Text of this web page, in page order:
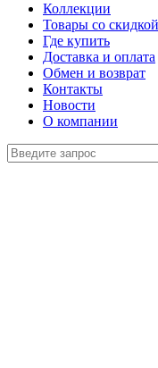
Коллекции
Товары со скидкой
Где купить
Доставка и оплата
Обмен и возврат
Контакты
Новости
О компании